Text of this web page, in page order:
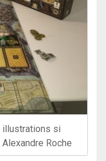
illustrations si
Roche